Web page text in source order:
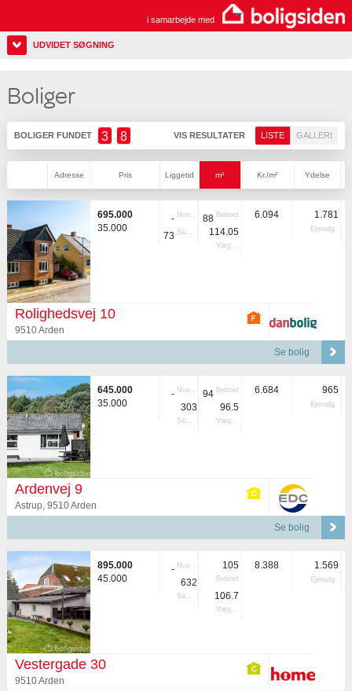
i samarbejde med
UDVIDET SØGNING
Boliger
BOLIGER FUNDET 3 8 VIS RESULTATER LISTE GALLERI
Adresse Pris Liggetid m² Kr./m² Ydelse
695.000
35.000
- Nuvær.
73 Samlet
88 Beboet
114.05
Vægtet
6.094 1.781
Ejerudg.
Rolighedsvej 10
9510 Arden
Se bolig
645.000
35.000
- Nuvær.
303
Samlet
94 Beboet
96.5
Vægtet
6.684 965
Ejerudg.
Ardenvej 9
Astrup, 9510 Arden
Se bolig
895.000
45.000
- Nuvær.
632
Samlet
105
Beboet
106.7
Vægtet
8.388 1.569
Ejerudg.
Vestergade 30
9510 Arden